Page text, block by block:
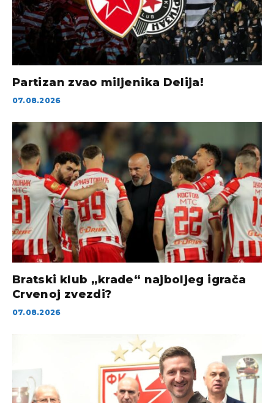
Partizan zvao miljenika Delija!
07.08.2026
Bratski klub „krade“ najboljeg igrača
Crvenoj zvezdi?
07.08.2026